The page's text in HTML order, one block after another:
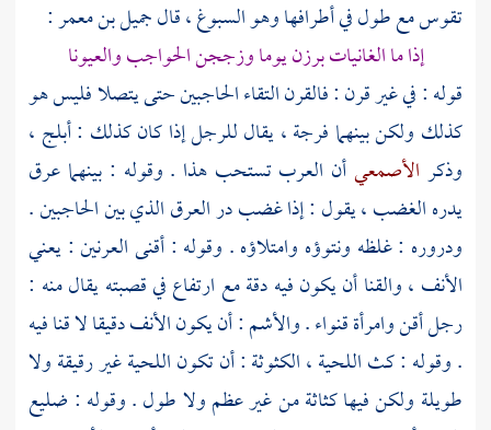
تقوس مع طول في أطرافها وهو السبوغ ، قالجميل بن معمر:
إذا ما الغانيات برزن يوما وزججن الحواجب والعيونا
قوله : في غير قرن : فالقرن التقاء الحاجبين حتى يتصلا فليس هو
كذلك ولكن بينهما فرجة ، يقال للرجل إذا كان كذلك : أبلج ،
وذكر الأصمعيأن العرب تستحب هذا . وقوله : بينهما عرق
يدره الغضب ، يقول : إذا غضب در العرق الذي بين الحاجبين .
ودروره : غلظه ونتوؤه وامتلاؤه . وقوله : أقنى العرنين : يعني
الأنف ، والقنا أن يكون فيه دقة مع ارتفاع في قصبته يقال منه :
رجل أقن وامرأة قنواء . والأشم : أن يكون الأنف دقيقا لا قنا فيه
. وقوله : كث اللحية ، الكثوثة : أن تكون اللحية غير رقيقة ولا
طويلة ولكن فيها كثاثة من غير عظم ولا طول . وقوله : ضليع